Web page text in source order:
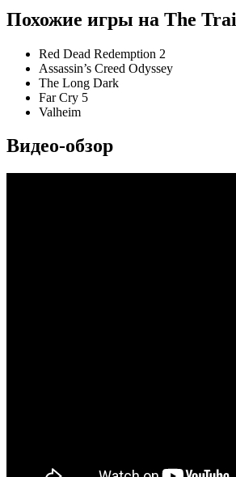
Похожие игры на The
Red Dead Redemption 2
Assassin’s Creed Odyssey
The Long Dark
Far Cry 5
Valheim
Видео-обзор